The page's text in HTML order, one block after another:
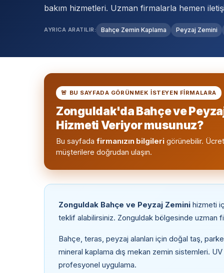
bakım hizmetleri. Uzman firmalarla hemen
AYRICA ARATILIR: Bahçe Zemin Kaplama Peyzaj Zemini
🚨 BU SAYFADA GÖRÜNMEK ISTEYEN FIRMALARA
Zonguldak'da Bahçe ve
Hizmeti Veriyor musunuz?
Bu sayfada firmanızın bilgileri görünebilir.
müşterilere doğrudan ulaşın.
Zonguldak Bahçe ve Peyzaj Zemini hizmeti
teklif alabilirsiniz. Zonguldak bölgesinde uzman
Bahçe, teras, peyzaj alanları için doğal taş,
mineral kaplama dış mekan zemin sistemleri.
profesyonel uygulama.